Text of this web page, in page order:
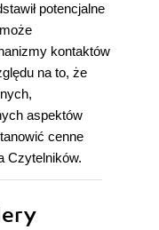
potencjalne
kontaktów
na to, że
aspektów
cenne
Czytelników.